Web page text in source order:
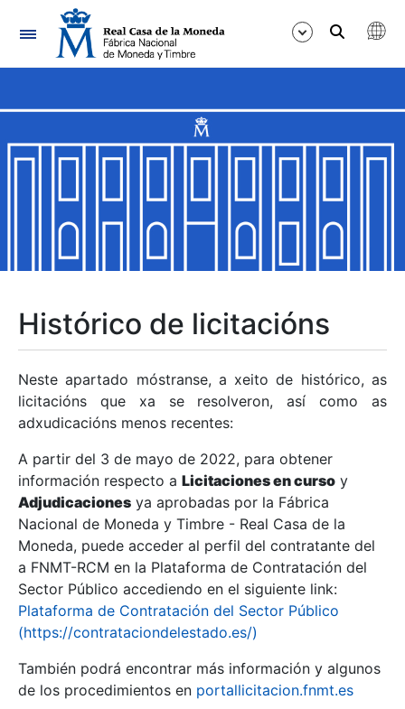
Navegación
Mostrar/Ocultar
Mostrar/Ocultar
Mostrar/Ocultar
Mostrar/Ocultar
Mostrar/Ocultar
Mostrar/Ocultar
Histórico de licitacións
Neste apartado móstranse, a xeito de histórico, as
licitacións que xa se resolveron, así como as
adxudicacións menos recentes:
A partir del 3 de mayo de 2022, para obtener
información respecto a Licitaciones en curso y
Adjudicaciones ya aprobadas por la Fábrica
Nacional de Moneda y Timbre - Real Casa de la
Moneda, puede acceder al perfil del contratante del
a FNMT-RCM en la Plataforma de Contratación del
Sector Público accediendo en el siguiente link:
Plataforma de Contratación del Sector Público
(https://contrataciondelestado.es/)
También podrá encontrar más información y algunos
de los procedimientos en portallicitacion.fnmt.es